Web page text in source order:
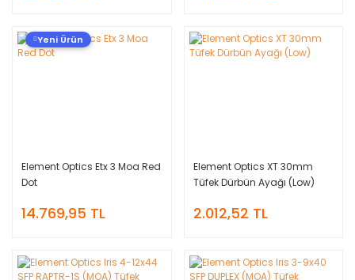
Yeni Ürün
Element Optics Etx 3 Moa Red
Dot
14.769,95 TL
Element Optics XT 30mm
Tüfek Dürbün Ayağı (Low)
2.012,52 TL